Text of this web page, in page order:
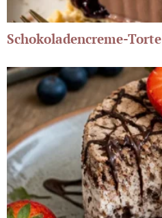
Schokoladencreme-Torte